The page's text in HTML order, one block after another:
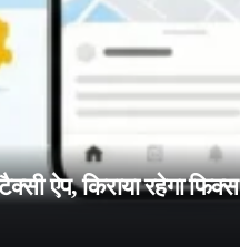
ऐप, किराया रहेगा फिक्स